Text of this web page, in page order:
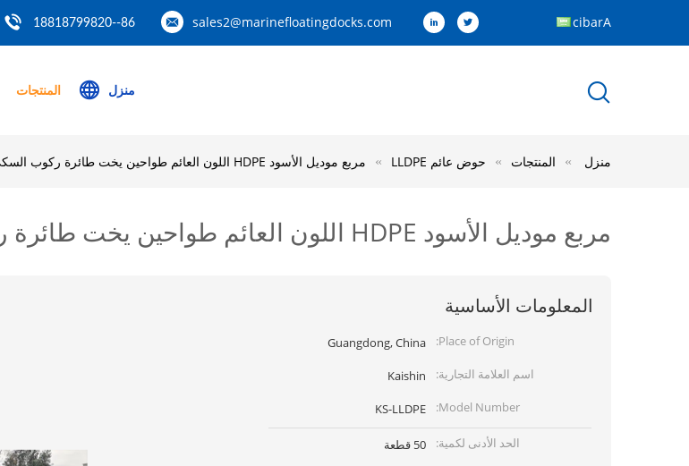
sales2@marinefloatingdocks.com
86--18818799820 Arabic
منزل المنتجات
منزل المنتجات حوض عائم LLDPE مربع موديل الأسود HDPE اللون العائم طواحين يخت طائرة ركوب السكي مع رغوة EPS
مربع موديل الأسود HDPE اللون العائم طواحين يخت طائرة ركوب السكي مع رغوة EPS
المعلومات الأساسية
Place of Origin:
Guangdong, China
اسم العلامة التجارية:
Kaishin
Model Number:
KS-LLDPE
الحد الأدنى لكمية:
50 قطعة